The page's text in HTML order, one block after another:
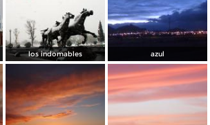
los indomables azul